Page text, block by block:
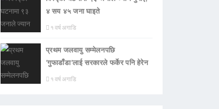
४ सय ४५ जना घाइते
१ वर्ष अगाडि
प्रथम जलवायु सम्मेलनपछि
‘गुफाडाँडा’लाई सरकारले फर्केर पनि हेरेन
१ वर्ष अगाडि